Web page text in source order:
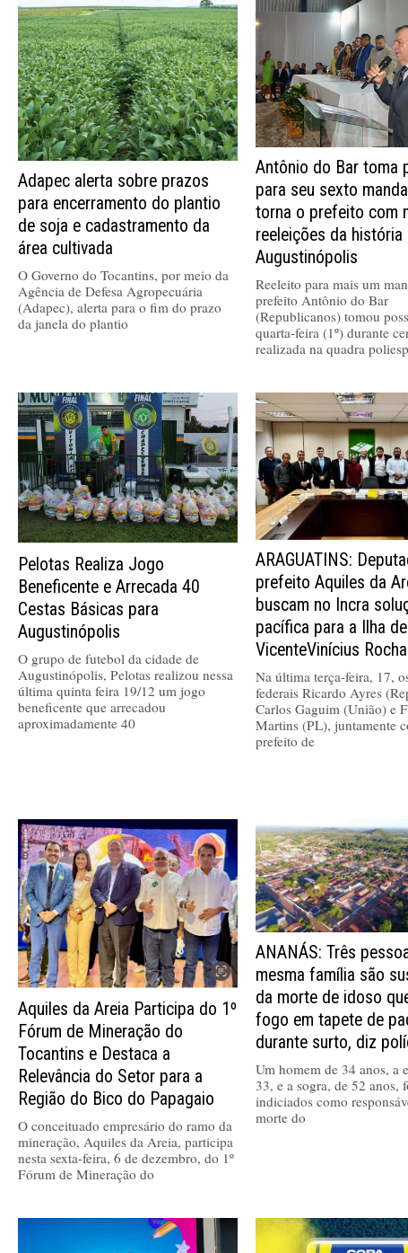
Adapec alerta sobre prazos
para encerramento do plantio
de soja e cadastramento da
área cultivada
O Governo do Tocantins, por meio da
Agência de Defesa Agropecuária
(Adapec), alerta para o fim do prazo
da janela do plantio
Antônio do Bar toma
para seu sexto
torna o prefeito com
reeleições da história
Augustinópolis
Reeleito para mais um
prefeito Antônio do Bar
(Republicanos) tomou
quarta-feira (1º) durante
realizada na quadra
Pelotas Realiza Jogo
Beneficente e Arrecada 40
Cestas Básicas para
Augustinópolis
O grupo de futebol da cidade de
Augustinópolis, Pelotas realizou nessa
última quinta feira 19/12 um jogo
beneficente que arrecadou
aproximadamente 40
ARAGUATINS:
prefeito Aquiles da
buscam no Incra
pacífica para a Ilha
VicenteVinícius Rocha
Na última terça-feira, 17,
federais Ricardo Ayres
Carlos Gaguim (União) e
Martins (PL), juntamente
prefeito de
Aquiles da Areia Participa do 1º
Fórum de Mineração do
Tocantins e Destaca a
Relevância do Setor para a
Região do Bico do Papagaio
O conceituado empresário do ramo da
mineração, Aquiles da Areia, participa
nesta sexta-feira, 6 de dezembro, do 1º
Fórum de Mineração do
ANANÁS: Três
mesma família são
da morte de idoso
fogo em tapete de
durante surto, diz
Um homem de 34 anos, a
33, e a sogra, de 52 anos,
indiciados como
morte do